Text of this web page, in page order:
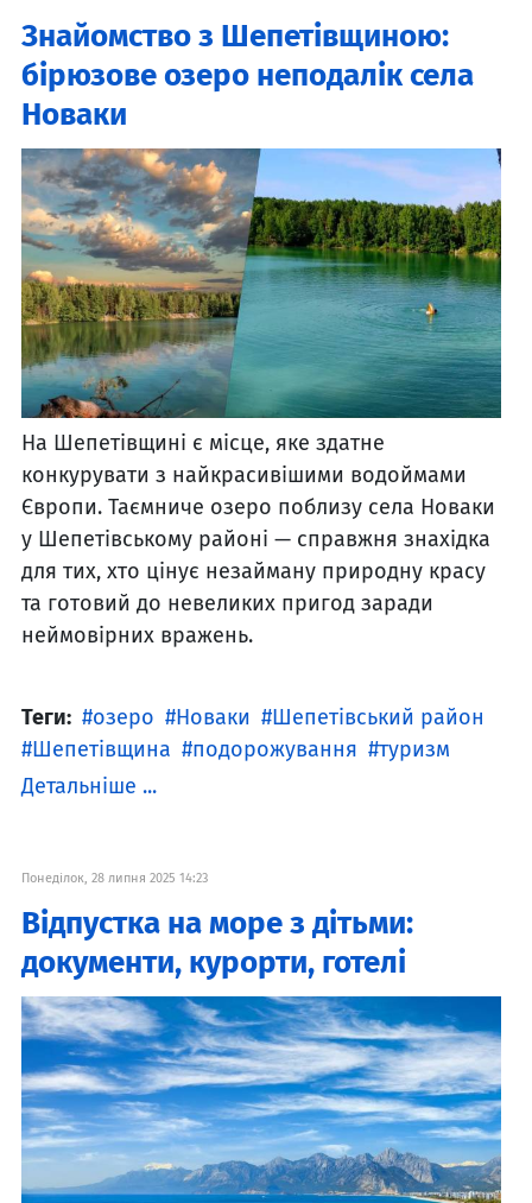
Знайомство з Шепетівщиною:
бірюзове озеро неподалік села
Новаки
На Шепетівщині є місце, яке здатне
конкурувати з найкрасивішими водоймами
Європи. Таємниче озеро поблизу села Новаки
у Шепетівському районі — справжня знахідка
для тих, хто цінує незайману природну красу
та готовий до невеликих пригод заради
неймовірних вражень.
Теги: озеро Новаки
Шепетівський район
Шепетівщина
подорожування
туризм
Детальніше ...
Понеділок, 28 липня 2025 14:23
Відпустка на море з дітьми:
документи, курорти, готелі